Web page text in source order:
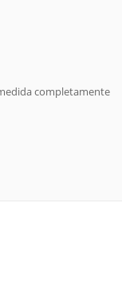
completamente